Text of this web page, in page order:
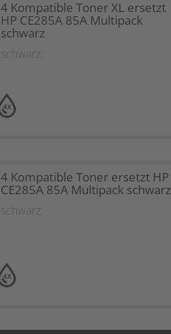
4X
4 Kompatible Toner XL ersetzt
HP CE285A 85A Multipack
schwarz
schwarz
4X
4 Kompatible Toner ersetzt HP
CE285A 85A Multipack schwarz
schwarz